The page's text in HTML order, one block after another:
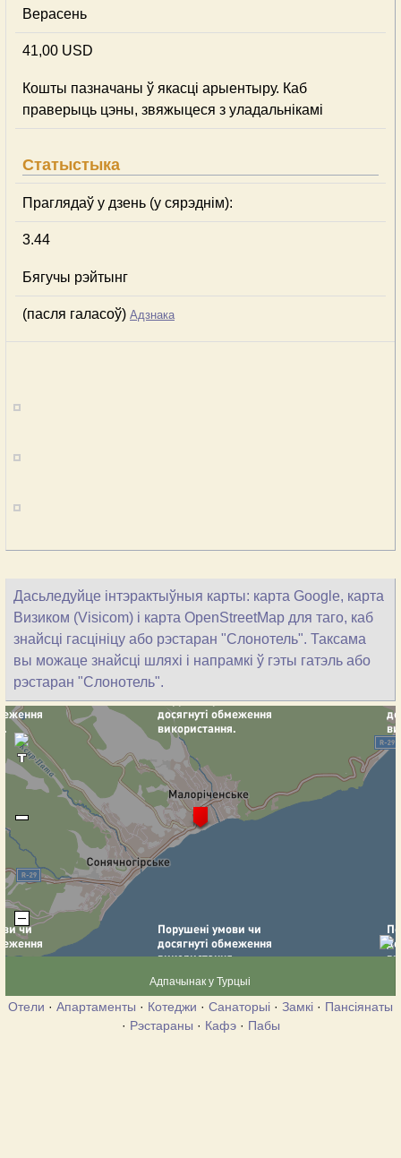
Верасень
41,00 USD
Кошты пазначаны ў якасці арыентыру. Каб
праверыць цэны, звяжыцеся з уладальнікамі
Статыстыка
Праглядаў у дзень (у сярэднім):
3.44
Бягучы рэйтынг
(пасля галасоў) Адзнака
Дасьледуйце інтэрактыўныя карты: карта Google, карта
Визиком (Visicom) і карта OpenStreetMap для таго, каб
знайсці гасцініцу або рэстаран "Слонотель". Таксама
вы можаце знайсці шляхі і напрамкі ў гэты гатэль або
рэстаран "Слонотель".
Адпачынак у Турцыі
Отели · Апартаменты · Котеджи · Санаторыі · Замкі · Пансіянаты
· Рэстараны · Кафэ· Пабы